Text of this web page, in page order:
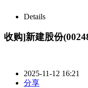
Details
收购]新建股份
2025-11-12 16:21
分享